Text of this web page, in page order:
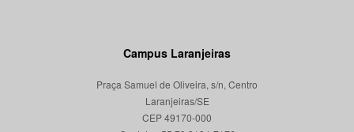
Campus Laranjeiras
Praça Samuel de Oliveira, s/n, Centro
Laranjeiras/SE
CEP 49170-000